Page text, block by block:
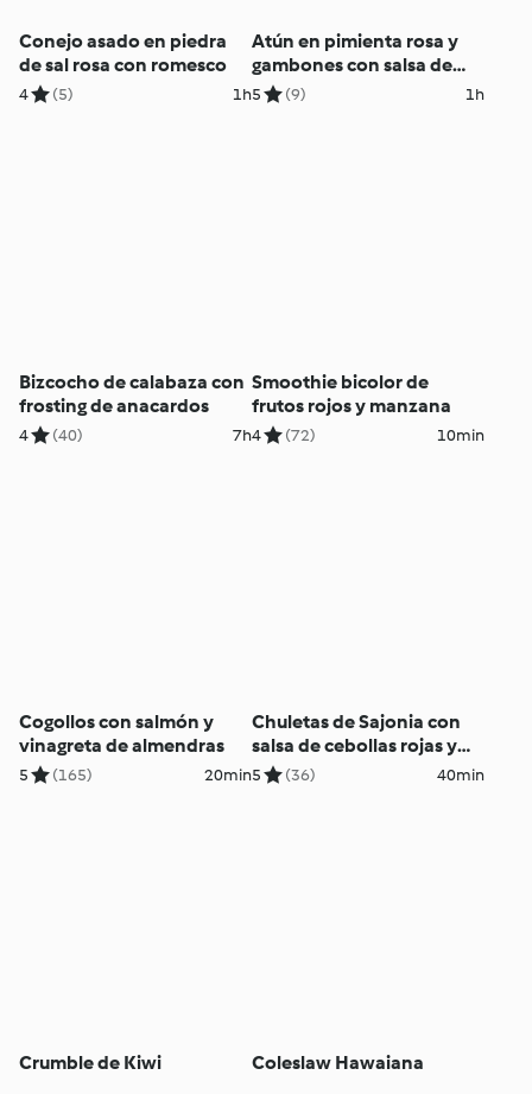
Conejo asado en piedra
de sal rosa con romesco
4 (5) 1h
Atún en pimienta rosa y
gambones con salsa de
frutos rojos
5 (9) 1h
Bizcocho de calabaza con
frosting de anacardos
4 (40) 7h
Smoothie bicolor de
frutos rojos y manzana
4 (72) 10min
Cogollos con salmón y
vinagreta de almendras
5 (165) 20min
Chuletas de Sajonia con
salsa de cebollas rojas y
puré de patatas
5 (36) 40min
Crumble de Kiwi Coleslaw Hawaiana